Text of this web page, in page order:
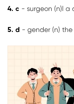
4. c - surgeon (n)l a
5. d - gender (n)